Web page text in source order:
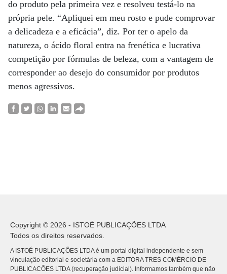
do produto pela primeira vez e resolveu testá-lo na
própria pele. “Apliquei em meu rosto e pude comprovar
a delicadeza e a eficácia”, diz. Por ter o apelo da
natureza, o ácido floral entra na frenética e lucrativa
competição por fórmulas de beleza, com a vantagem de
corresponder ao desejo do consumidor por produtos
menos agressivos.
Copyright © 2026 - ISTOÉ PUBLICAÇÕES LTDA
Todos os direitos reservados.
A ISTOÉ PUBLICAÇÕES LTDA é um portal digital independente e sem
vinculação editorial e societária com a EDITORA TRES COMÉRCIO DE
PUBLICACÕES LTDA (recuperação judicial). Informamos também que não